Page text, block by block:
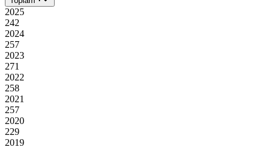
2025
242
2024
257
2023
271
2022
258
2021
257
2020
229
2019